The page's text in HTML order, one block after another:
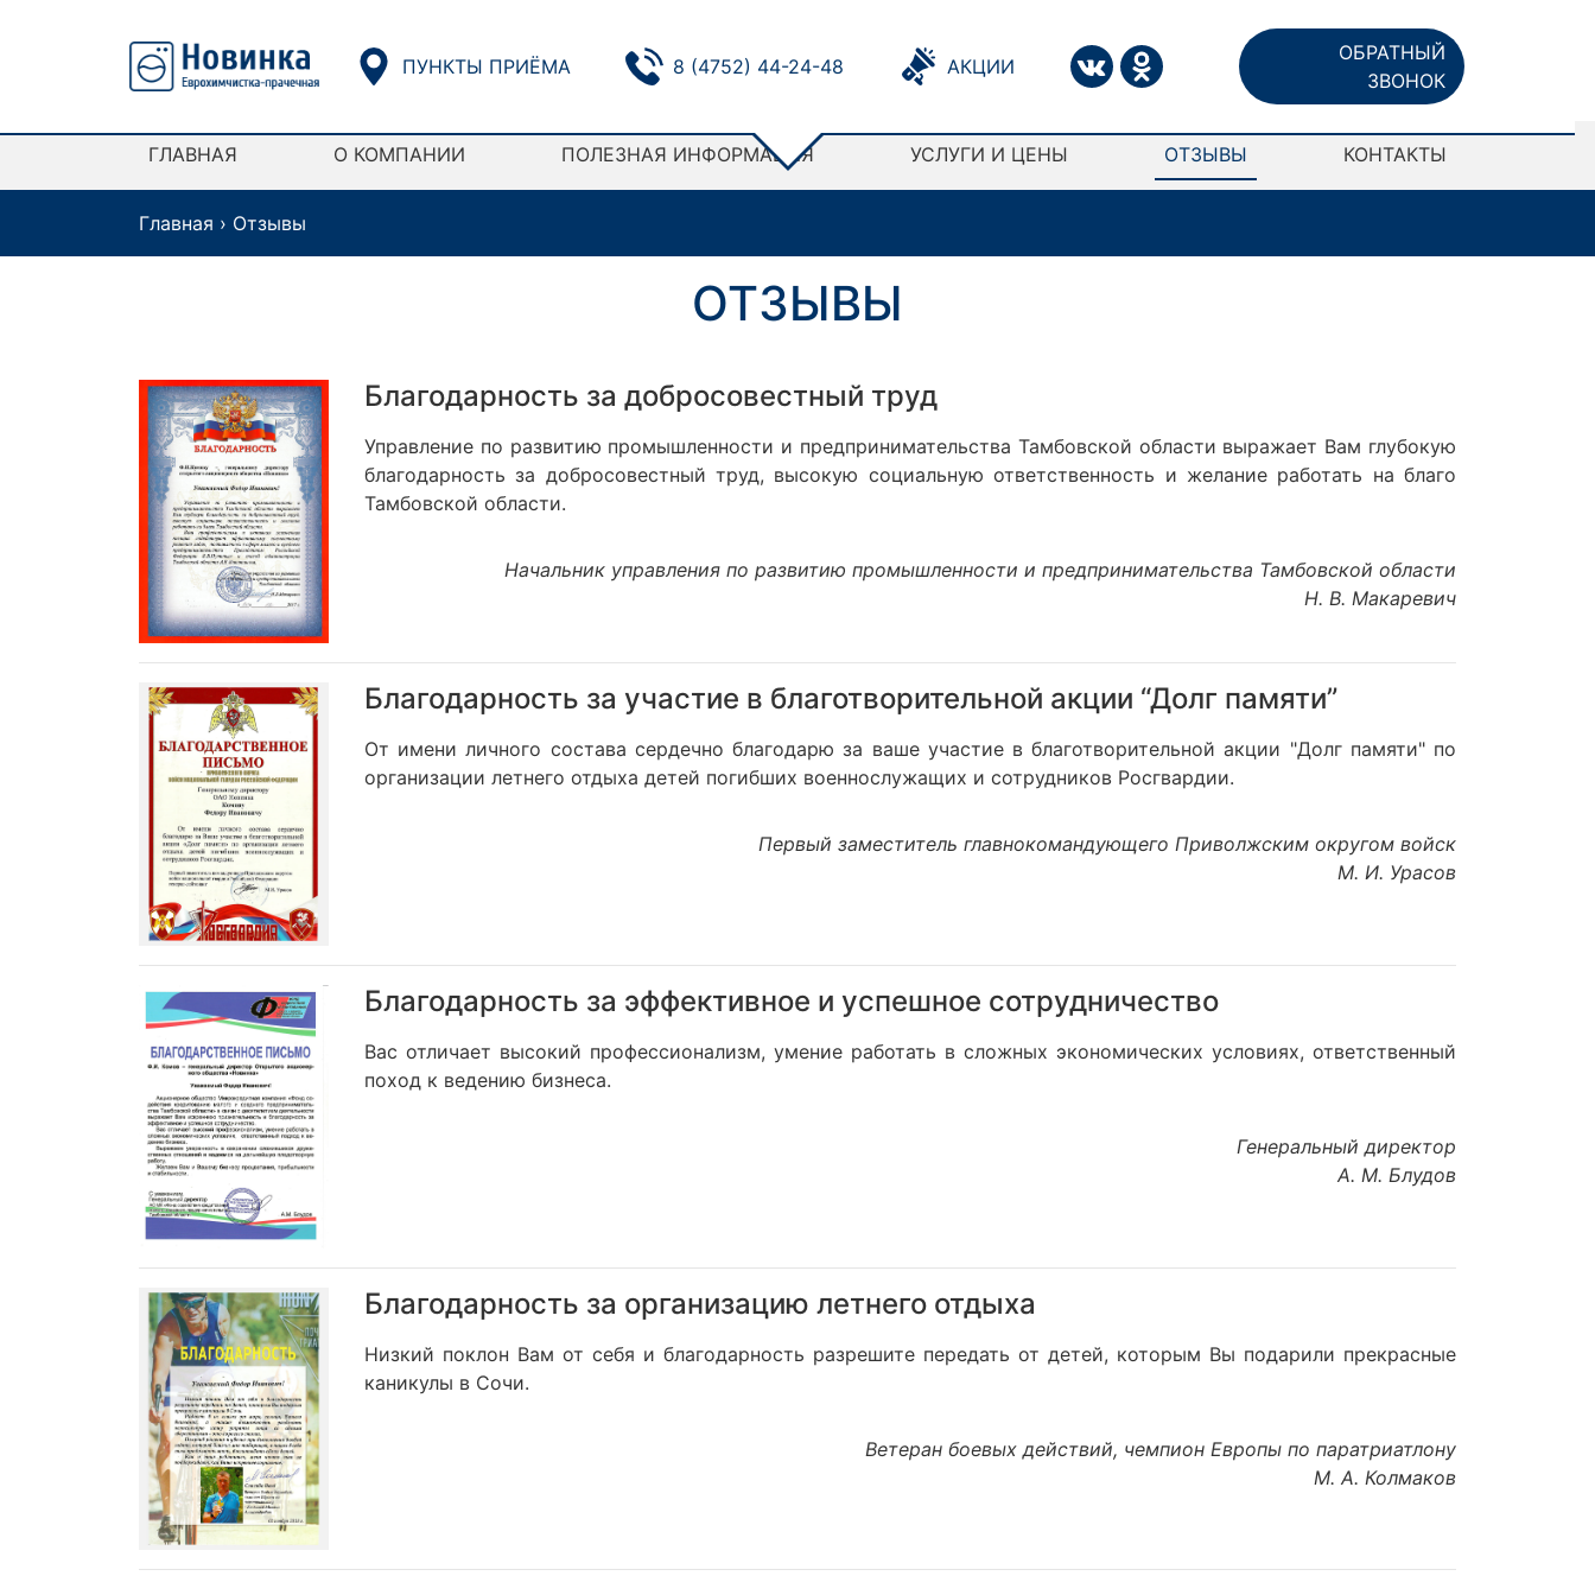
ПУНКТЫ ПРИЁМА 8 (4752) 44-24-48 АКЦИИ
ОБРАТНЫЙ
ЗВОНОК
ГЛАВНАЯ О КОМПАНИИ ПОЛЕЗНАЯ ИНФОРМАЦИЯ УСЛУГИ И ЦЕНЫ ОТЗЫВЫ КОНТАКТЫ
Главная › Отзывы
ОТЗЫВЫ
Благодарность за добросовестный труд
Управление по развитию промышленности и предпринимательства Тамбовской области выражает Вам глубокую
благодарность за добросовестный труд, высокую социальную ответственность и желание работать на благо
Тамбовской области.
Начальник управления по развитию промышленности и предпринимательства Тамбовской области
Н. В. Макаревич
Благодарность за участие в благотворительной акции “Долг памяти”
От имени личного состава сердечно благодарю за ваше участие в благотворительной акции "Долг памяти" по
организации летнего отдыха детей погибших военнослужащих и сотрудников Росгвардии.
Первый заместитель главнокомандующего Приволжским округом войск
М. И. Урасов
Благодарность за эффективное и успешное сотрудничество
Вас отличает высокий профессионализм, умение работать в сложных экономических условиях, ответственный
поход к ведению бизнеса.
Генеральный директор
А. М. Блудов
Благодарность за организацию летнего отдыха
Низкий поклон Вам от себя и благодарность разрешите передать от детей, которым Вы подарили прекрасные
каникулы в Сочи.
Ветеран боевых действий, чемпион Европы по паратриатлону
М. А. Колмаков